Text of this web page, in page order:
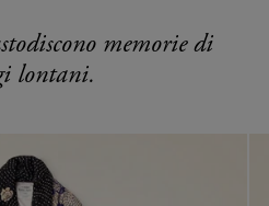
memorie di
lontani.